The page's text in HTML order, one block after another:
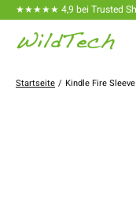
★★★★★ 4,9 bei Trusted
Startseite / Kindle Fire